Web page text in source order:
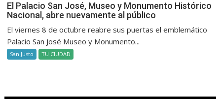
El Palacio San José, Museo y Monumento Histórico
Nacional, abre nuevamente al público
El viernes 8 de octubre reabre sus puertas el emblemático
Palacio San José Museo y Monumento...
San Justo TU CIUDAD